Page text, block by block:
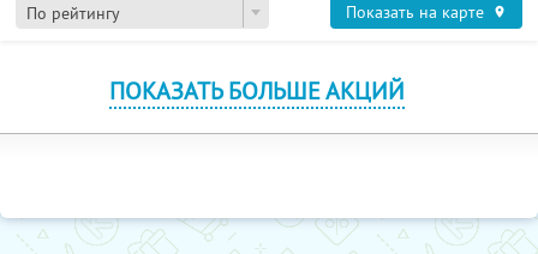
По рейтингу Показать на карте
ПОКАЗАТЬ БОЛЬШЕ АКЦИЙ